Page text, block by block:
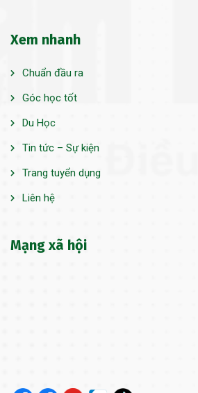
Xem nhanh
Chuẩn đầu ra
Góc học tốt
Du Học
Tin tức – Sự kiện
Trang tuyển dụng
Liên hệ
Mạng xã hội